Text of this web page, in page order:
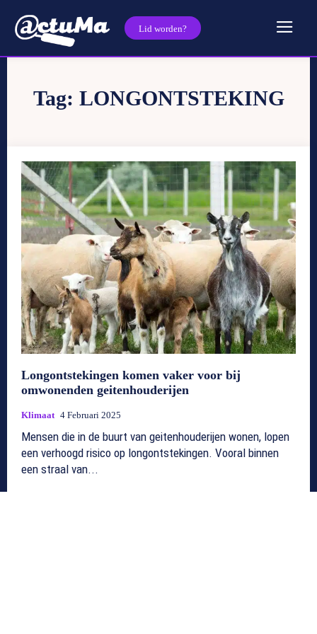
Lid worden?
Tag: LONGONTSTEKING
Longontstekingen komen vaker voor bij
omwonenden geitenhouderijen
Klimaat 4 Februari 2025
Mensen die in de buurt van geitenhouderijen wonen, lopen
een verhoogd risico op longontstekingen. Vooral binnen
een straal van...